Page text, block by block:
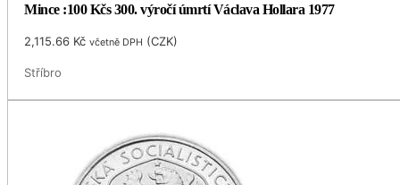
Mince :100 Kčs 300. výročí úmrtí Václava Hollara 1977
2,115.66 Kč včetně DPH (CZK)
Stříbro